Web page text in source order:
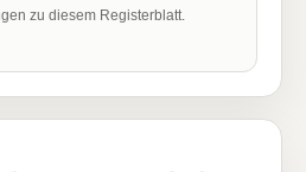
zu diesem Registerblatt.